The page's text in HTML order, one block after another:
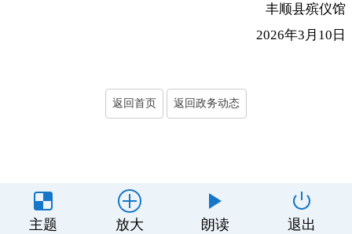
丰顺县殡仪馆
2026年3月10日
返回首页 返回政务动态
主办单位：丰顺县人民政府办公室
制作维护：丰顺县政务服务和数据管理局
主题 放大 朗读 退出